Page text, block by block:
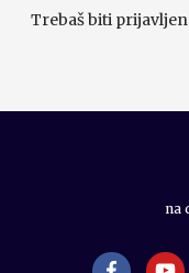
Trebaš biti
na